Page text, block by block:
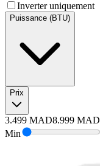
Inverter uniquement
Puissance (BTU)
Prix
3.499 MAD8.999 MAD
Min